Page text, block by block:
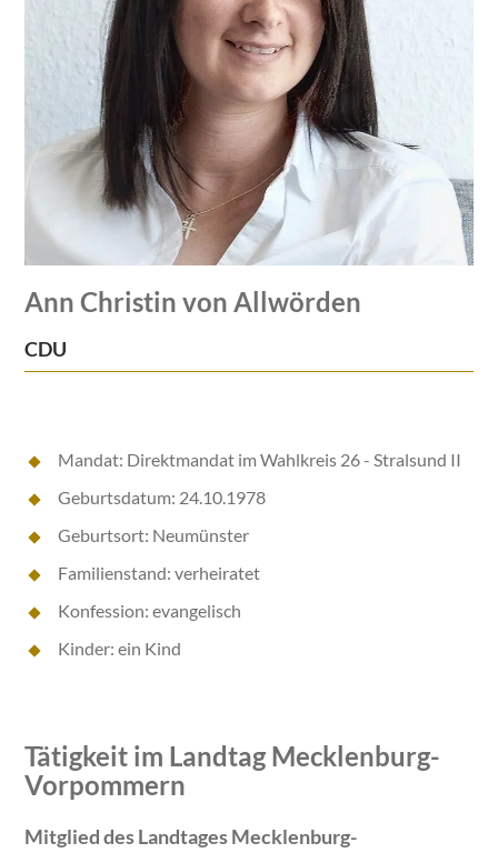
Ann Christin von Allwörden
CDU
Mandat: Direktmandat im Wahlkreis 26 - Stralsund II
Geburtsdatum: 24.10.1978
Geburtsort: Neumünster
Familienstand: verheiratet
Konfession: evangelisch
Kinder: ein Kind
Tätigkeit im Landtag Mecklenburg-
Vorpommern
Mitglied des Landtages Mecklenburg-